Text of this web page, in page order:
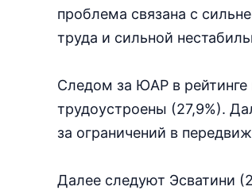
проблема связана с
труда и сильной
Следом за ЮАР в рейтинге
трудоустроены (27,9%).
за ограничений в
Далее следуют Эсватини